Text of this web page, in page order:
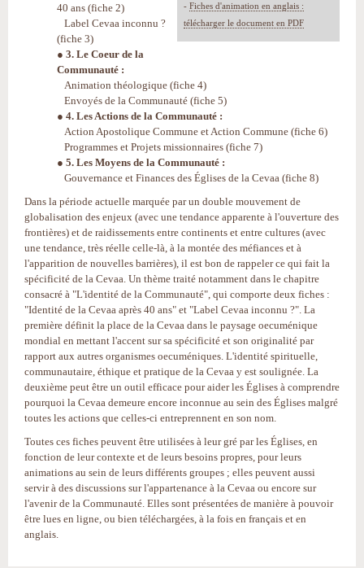
- Fiches d'animation en anglais :
télécharger le document en PDF
40 ans (fiche 2)
Label Cevaa inconnu ?
(fiche 3)
● 3. Le Coeur de la
Communauté :
Animation théologique (fiche 4)
Envoyés de la Communauté (fiche 5)
● 4. Les Actions de la Communauté :
Action Apostolique Commune et Action Commune (fiche 6)
Programmes et Projets missionnaires (fiche 7)
● 5. Les Moyens de la Communauté :
Gouvernance et Finances des Églises de la Cevaa (fiche 8)
Dans la période actuelle marquée par un double mouvement de
globalisation des enjeux (avec une tendance apparente à l'ouverture des
frontières) et de raidissements entre continents et entre cultures (avec
une tendance, très réelle celle-là, à la montée des méfiances et à
l'apparition de nouvelles barrières), il est bon de rappeler ce qui fait la
spécificité de la Cevaa. Un thème traité notamment dans le chapitre
consacré à "L'identité de la Communauté", qui comporte deux fiches :
"Identité de la Cevaa après 40 ans" et "Label Cevaa inconnu ?". La
première définit la place de la Cevaa dans le paysage oecuménique
mondial en mettant l'accent sur sa spécificité et son originalité par
rapport aux autres organismes oecuméniques. L'identité spirituelle,
communautaire, éthique et pratique de la Cevaa y est soulignée. La
deuxième peut être un outil efficace pour aider les Églises à comprendre
pourquoi la Cevaa demeure encore inconnue au sein des Églises malgré
toutes les actions que celles-ci entreprennent en son nom.
Toutes ces fiches peuvent être utilisées à leur gré par les Églises, en
fonction de leur contexte et de leurs besoins propres, pour leurs
animations au sein de leurs différents groupes ; elles peuvent aussi
servir à des discussions sur l'appartenance à la Cevaa ou encore sur
l'avenir de la Communauté. Elles sont présentées de manière à pouvoir
être lues en ligne, ou bien téléchargées, à la fois en français et en
anglais.